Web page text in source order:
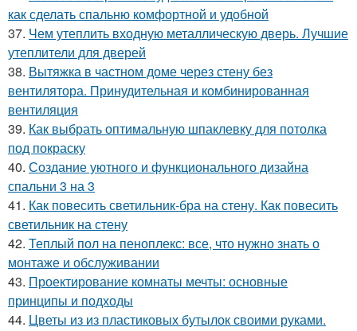
как сделать спальню комфортной и удобной
37. Чем утеплить входную металлическую дверь. Лучшие
утеплители для дверей
38. Вытяжка в частном доме через стену без
вентилятора. Принудительная и комбинированная
вентиляция
39. Как выбрать оптимальную шпаклевку для потолка
под покраску
40. Создание уютного и функционального дизайна
спальни 3 на 3
41. Как повесить светильник-бра на стену. Как повесить
светильник на стену
42. Теплый пол на пеноплекс: все, что нужно знать о
монтаже и обслуживании
43. Проектирование комнаты мечты: основные
принципы и подходы
44. Цветы из из пластиковых бутылок своими руками.